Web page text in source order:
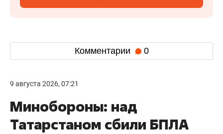
Комментарии 0
9 августа 2026, 07:21
Минобороны: над
Татарстаном сбили БПЛА